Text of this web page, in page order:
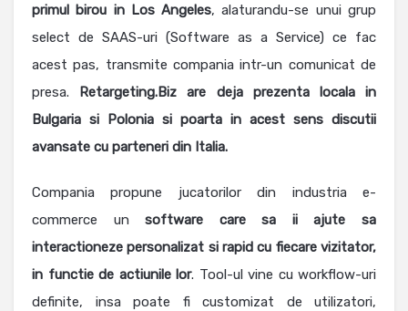
primul birou in Los Angeles, alaturandu-se unui grup
select de SAAS-uri (Software as a Service) ce fac
acest pas, transmite compania intr-un comunicat de
presa. Retargeting.Biz are deja prezenta locala in
Bulgaria si Polonia si poarta in acest sens discutii
avansate cu parteneri din Italia.
Compania propune jucatorilor din industria e-
commerce unsoftware care sa ii ajute sa
interactioneze personalizat si rapid cu fiecare vizitator,
in functie de actiunile lor. Tool-ul vine cu workflow-uri
definite, insa poate fi customizat de utilizatori,